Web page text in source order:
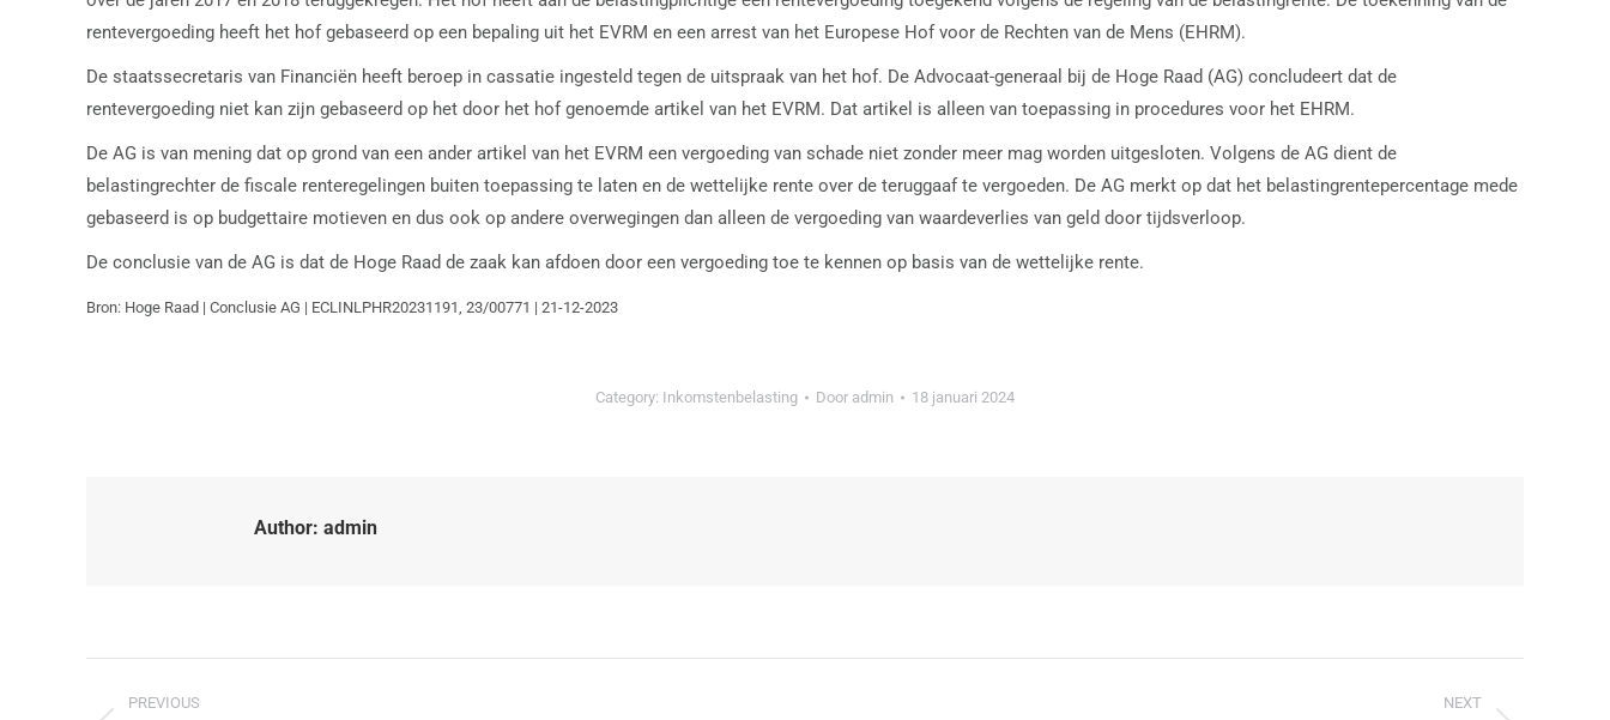
rentevergoeding heeft het hof gebaseerd op een bepaling uit het EVRM en een arrest van het Europese Hof voor de Rechten van de Mens (EHRM).
De staatssecretaris van Financiën heeft beroep in cassatie ingesteld tegen de uitspraak van het hof. De Advocaat-generaal bij de Hoge Raad (AG) concludeert dat de
rentevergoeding niet kan zijn gebaseerd op het door het hof genoemde artikel van het EVRM. Dat artikel is alleen van toepassing in procedures voor het EHRM.
De AG is van mening dat op grond van een ander artikel van het EVRM een vergoeding van schade niet zonder meer mag worden uitgesloten. Volgens de AG dient de
belastingrechter de fiscale renteregelingen buiten toepassing te laten en de wettelijke rente over de teruggaaf te vergoeden. De AG merkt op dat het belastingrentepercentage mede
gebaseerd is op budgettaire motieven en dus ook op andere overwegingen dan alleen de vergoeding van waardeverlies van geld door tijdsverloop.
De conclusie van de AG is dat de Hoge Raad de zaak kan afdoen door een vergoeding toe te kennen op basis van de wettelijke rente.
Bron: Hoge Raad | Conclusie AG | ECLINLPHR20231191, 23/00771 | 21-12-2023
Category: Inkomstenbelasting Door admin 18 januari 2024
Author: admin
PREVIOUS NEXT